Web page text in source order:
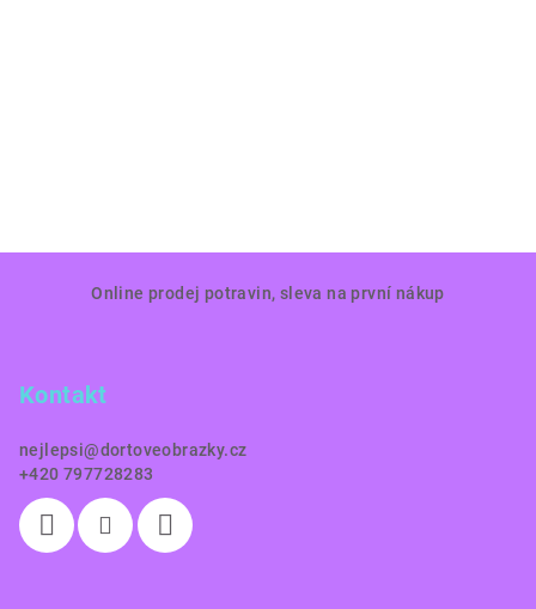
Online prodej potravin, sleva na první nákup
Kontakt
nejlepsi@dortoveobrazky.cz
+420 797728283